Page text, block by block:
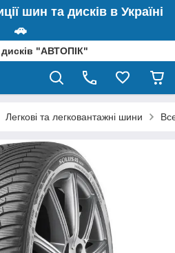
шин та дисків в Україні
🚗
дисків "АВТОПІК"
Легкові та легковантажні шини